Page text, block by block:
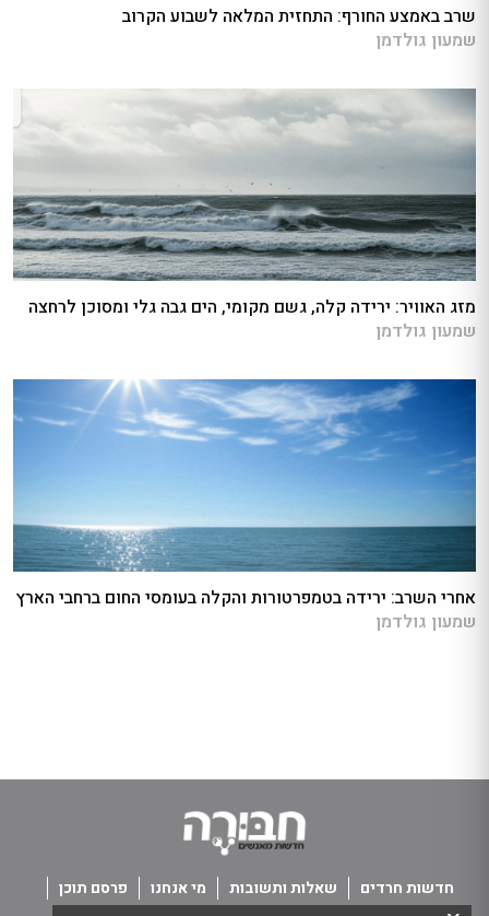
שרב באמצע החורף: התחזית המלאה לשבוע הקרוב
שמעון גולדמן
מזג האוויר: ירידה קלה, גשם מקומי, הים גבה גלי ומסוכן לרחצה
שמעון גולדמן
אחרי השרב: ירידה בטמפרטורות והקלה בעומסי החום ברחבי הארץ
שמעון גולדמן
חדשות חרדים שאלות ותשובות מי אנחנו
פרסם תוכן